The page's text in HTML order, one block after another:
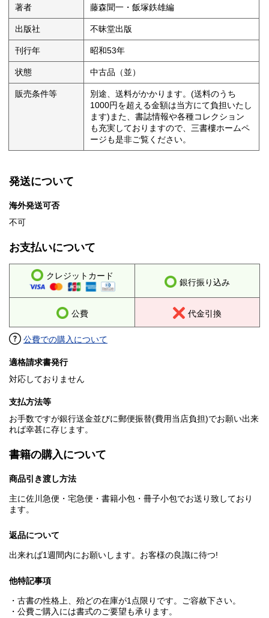
著者 藤森聞一・飯塚鉄雄編
出版社 不昧堂出版
刊行年 昭和53年
状態 中古品（並）
販売条件等
別途、送料がかかります。(送料のうち
1000円を超える金額は当方にて負担いたし
ます)また、書誌情報や各種コレクション
も充実しておりますので、三書樓ホームペ
ージも是非ご覧ください。
発送について
海外発送可否
不可
お支払いについて
クレジットカード
銀行振り込み
公費 代金引換
公費での購入について
適格請求書発行
対応しておりません
支払方法等
お手数ですが銀行送金並びに郵便振替(費用当店負担)でお願い出来
れば幸甚に存じます。
書籍の購入について
商品引き渡し方法
主に佐川急便・宅急便・書籍小包・冊子小包でお送り致しており
ます。
返品について
出来れば1週間内にお願いします。お客様の良識に待つ!
他特記事項
・古書の性格上、殆どの在庫が1点限りです。ご容赦下さい。
・公費ご購入には書式のご要望も承ります。